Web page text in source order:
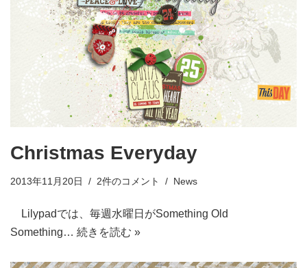
Christmas Everyday
2013年11月20日 2件のコメント News
Lilypadでは、毎週水曜日がSomething Old
Something… 続きを読む »